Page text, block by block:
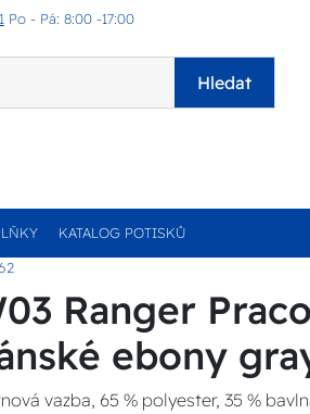
Po - Pá: 8:00 -17:00
Hledat
KATALOG POTISKŮ
Ranger
ebony
vazba, 65 % polyester, 35 %